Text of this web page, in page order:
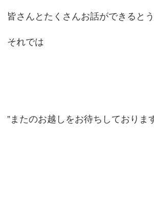
皆さんとたくさんお話ができるとう
それでは
”またのお越しをお待ちしておりま